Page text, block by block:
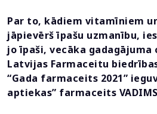
Par to, kādiem vitamīniem
jāpievērš īpašu uzmanību,
jo īpaši, vecāka
Latvijas Farmaceitu
“Gada farmaceits 2021”
aptiekas” farmaceits VADIMS